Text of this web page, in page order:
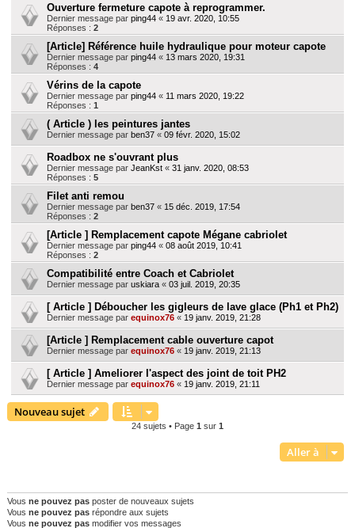
Ouverture fermeture capote à reprogrammer.
Dernier message par ping44 « 19 avr. 2020, 10:55
Réponses : 2
[Article] Référence huile hydraulique pour moteur capote
Dernier message par ping44 « 13 mars 2020, 19:31
Réponses : 4
Vérins de la capote
Dernier message par ping44 « 11 mars 2020, 19:22
Réponses : 1
( Article ) les peintures jantes
Dernier message par ben37 « 09 févr. 2020, 15:02
Roadbox ne s'ouvrant plus
Dernier message par JeanKst « 31 janv. 2020, 08:53
Réponses : 5
Filet anti remou
Dernier message par ben37 « 15 déc. 2019, 17:54
Réponses : 2
[Article ] Remplacement capote Mégane cabriolet
Dernier message par ping44 « 08 août 2019, 10:41
Réponses : 2
Compatibilité entre Coach et Cabriolet
Dernier message par uskiara « 03 juil. 2019, 20:35
[ Article ] Déboucher les gigleurs de lave glace (Ph1 et Ph2)
Dernier message par equinox76 « 19 janv. 2019, 21:28
[Article ] Remplacement cable ouverture capot
Dernier message par equinox76 « 19 janv. 2019, 21:13
[ Article ] Ameliorer l'aspect des joint de toit PH2
Dernier message par equinox76 « 19 janv. 2019, 21:11
Nouveau sujet
24 sujets • Page 1 sur 1
Aller à
Vous ne pouvez pas poster de nouveaux sujets
Vous ne pouvez pas répondre aux sujets
Vous ne pouvez pas modifier vos messages